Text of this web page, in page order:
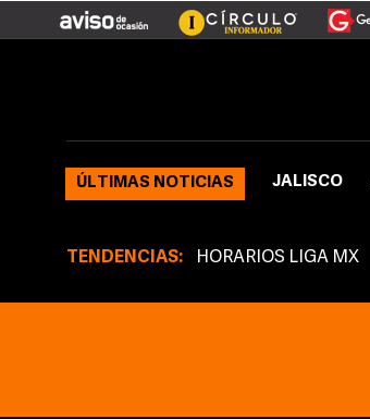
ÚLTIMAS NOTICIAS JALISCO
TENDENCIAS: HORARIOS LIGA MX